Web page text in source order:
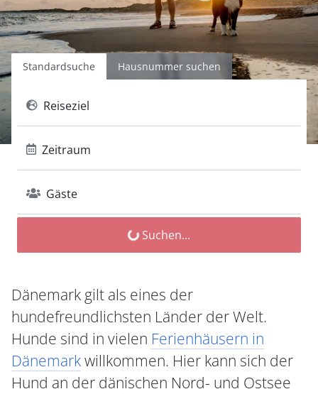
Standardsuche Hausnummer suchen
Reiseziel
Zeitraum
Gäste
Suchen...
Dänemark gilt als eines der
hundefreundlichsten Länder der Welt.
Hunde sind in vielen Ferienhäusern in
Dänemarkwillkommen. Hier kann sich der
Hund an der dänischen Nord- und Ostsee